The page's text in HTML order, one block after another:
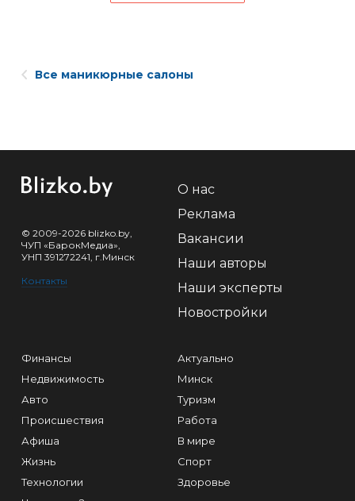
Все маникюрные салоны
© 2009-2026 blizko.by,
ЧУП «БарокМедиа»,
УНП 391272241, г.Минск
Контакты
О нас
Реклама
Вакансии
Наши авторы
Наши эксперты
Новостройки
Финансы
Недвижимость
Авто
Происшествия
Афиша
Жизнь
Технологии
Актуально
Минск
Туризм
Работа
В мире
Спорт
Здоровье